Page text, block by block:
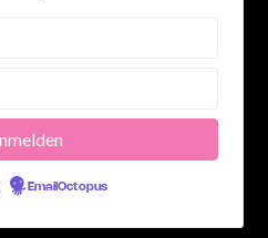
EmailOctopus